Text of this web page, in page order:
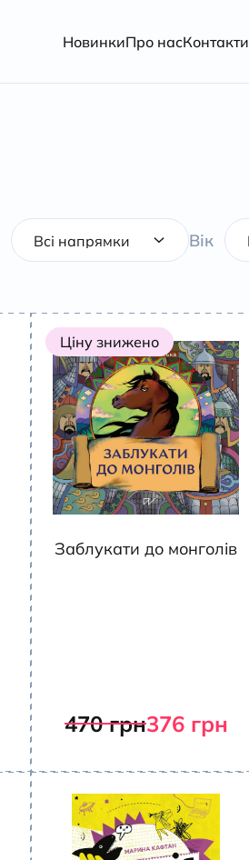
НовинкиПро насКонтакти
Вік
Ціну знижено
Заблукати до монголів
470грн376 грн